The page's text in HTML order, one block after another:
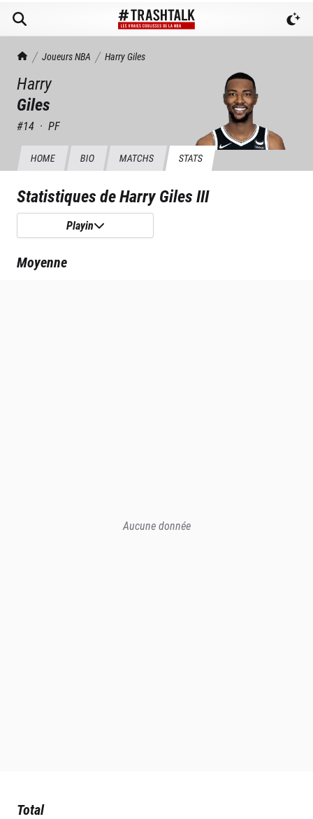
TrashTalk Actu NBA
Joueurs NBA HarryGiles
Harry
Giles
#14 · PF
HOME BIO MATCHS STATS
Statistiques deHarry Giles III
Playin
Moyenne
Aucune donnée
Total